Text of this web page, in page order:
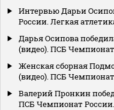
Интервью Дарьи
России. Легкая
Дарья Осипова
(видео). ПСБ
Женская сборная
(видео). ПСБ
Валерий Пронкин
ПСБ Чемпионат